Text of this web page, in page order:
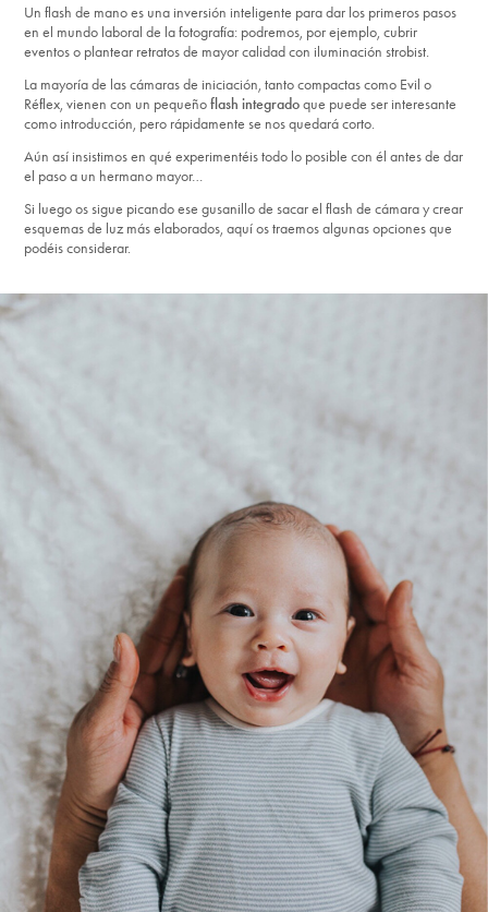
Un flash de mano es una inversión inteligente para dar los primeros pasos
en el mundo laboral de la fotografía: podremos, por ejemplo, cubrir
eventos o plantear retratos de mayor calidad con iluminación strobist.
La mayoría de las cámaras de iniciación, tanto compactas como Evil o
Réflex, vienen con un pequeñoflash integradoque puede ser interesante
como introducción, pero rápidamente se nos quedará corto.
Aún así insistimos en qué experimentéis todo lo posible con él antes de dar
el paso a un hermano mayor…
Si luego os sigue picando ese gusanillo de sacar el flash de cámara y crear
esquemas de luz más elaborados, aquí os traemos algunas opciones que
podéis considerar.